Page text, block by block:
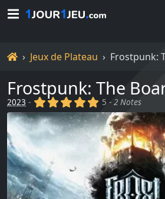
Accueil
Jeux de Plateau Frostpunk:
Frostpunk: The
2023 - (x) (x) (x) (x) (x)
5 -2 Notes